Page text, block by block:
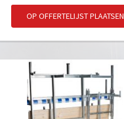
OP OFFERTELIJST PLAATSEN